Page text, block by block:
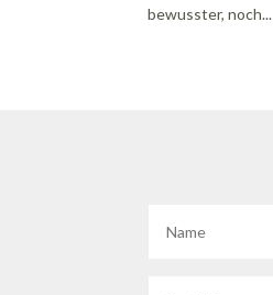
bewusster, noch...